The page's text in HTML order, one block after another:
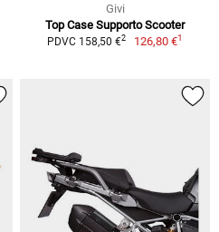
Givi
Top Case Supporto Scooter
PDVC 158,50 €2 126,80 €1